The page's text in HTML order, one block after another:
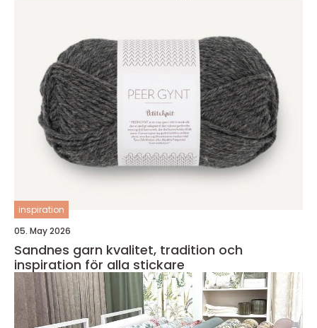
inspiration
05. May 2026
Sandnes garn kvalitet, tradition och
inspiration för alla stickare